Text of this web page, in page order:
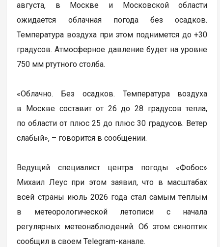
августа, в Москве и Московской области
ожидается облачная погода без осадков.
Температура воздуха при этом поднимется до +30
градусов. Атмосферное давление будет на уровне
750 мм ртутного столба.
«Облачно. Без осадков. Температура воздуха
в Москве составит от 26 до 28 градусов тепла,
по области от плюс 25 до плюс 30 градусов. Ветер
слабый», – говорится в сообщении.
Ведущий специалист центра погоды «Фобос»
Михаил Леус при этом заявил, что в масштабах
всей страны июль 2026 года стал самым тeплым
в метеорологической летописи с начала
регулярных метеонаблюдений. Об этом синоптик
сообщил в своем Telegram-канале.